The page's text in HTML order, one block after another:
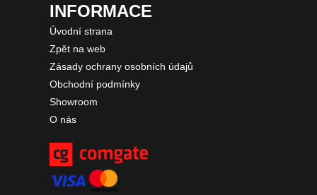
INFORMACE
Úvodní strana
Zpět na web
Zásady ochrany osobních údajů
Obchodní podmínky
Showroom
O nás